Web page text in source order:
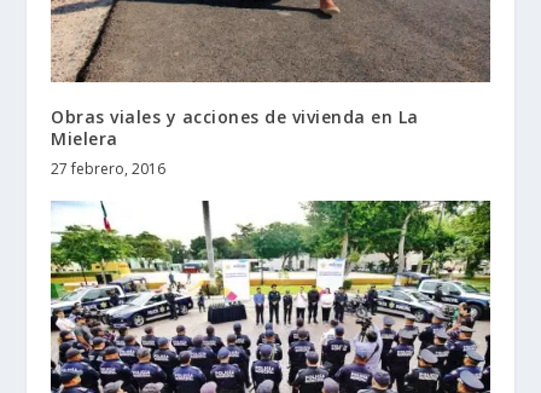
Obras viales y acciones de vivienda en La
Mielera
27 febrero, 2016